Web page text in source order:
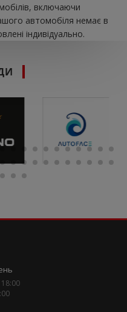
включаючи
автомобіля немає в
індивідуально.